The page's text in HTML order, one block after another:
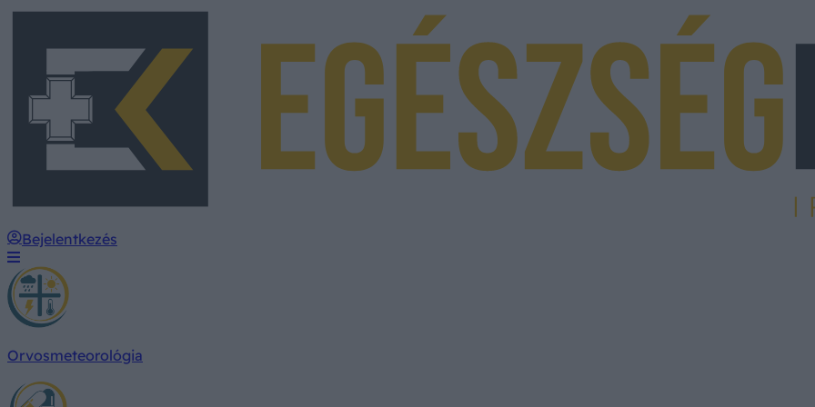
Bejelentkezés
Orvosmeteorológia